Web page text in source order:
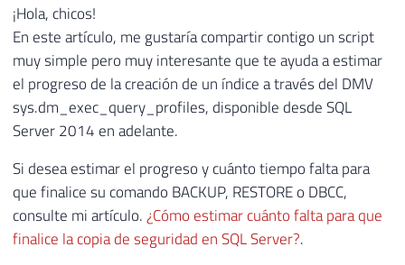
¡Hola, chicos!
En este artículo, me gustaría compartir contigo un script
muy simple pero muy interesante que te ayuda a estimar
el progreso de la creación de un índice a través del DMV
sys.dm_exec_query_profiles, disponible desde SQL
Server 2014 en adelante.
Si desea estimar el progreso y cuánto tiempo falta para
que finalice su comando BACKUP, RESTORE o DBCC,
consulte mi artículo.¿Cómo estimar cuánto falta para que
finalice la copia de seguridad en SQL Server?.